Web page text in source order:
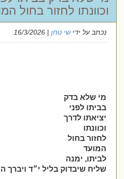
וכוונתו לחזור בחול
נכתב על ידישי טחן| 16/3/2026
מי שלא בדק
בביתו לפני
יציאתו לדרך
וכוונתו
לחזור בחול
המועד
לביתו, ימנה
שליח שיבדוק בליל י״ד ויברך